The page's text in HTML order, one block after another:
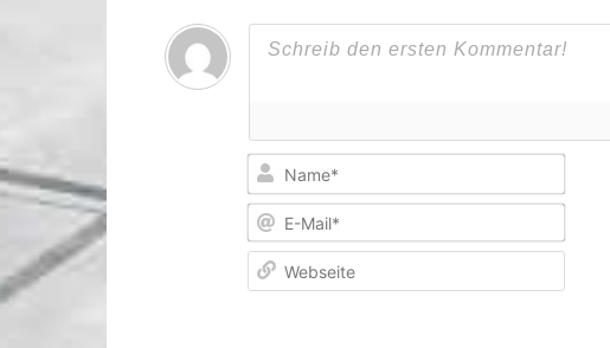
Name*
E-